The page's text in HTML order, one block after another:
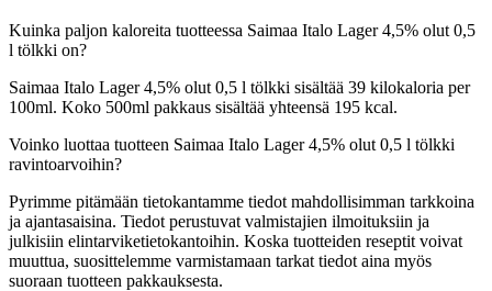
Kuinka paljon kaloreita tuotteessa Saimaa Italo Lager 4,5% olut 0,5
l tölkki on?
Saimaa Italo Lager 4,5% olut 0,5 l tölkki sisältää 39 kilokaloria per
100ml. Koko 500ml pakkaus sisältää yhteensä 195 kcal.
Voinko luottaa tuotteen Saimaa Italo Lager 4,5% olut 0,5 l tölkki
ravintoarvoihin?
Pyrimme pitämään tietokantamme tiedot mahdollisimman tarkkoina
ja ajantasaisina. Tiedot perustuvat valmistajien ilmoituksiin ja
julkisiin elintarviketietokantoihin. Koska tuotteiden reseptit voivat
muuttua, suosittelemme varmistamaan tarkat tiedot aina myös
suoraan tuotteen pakkauksesta.